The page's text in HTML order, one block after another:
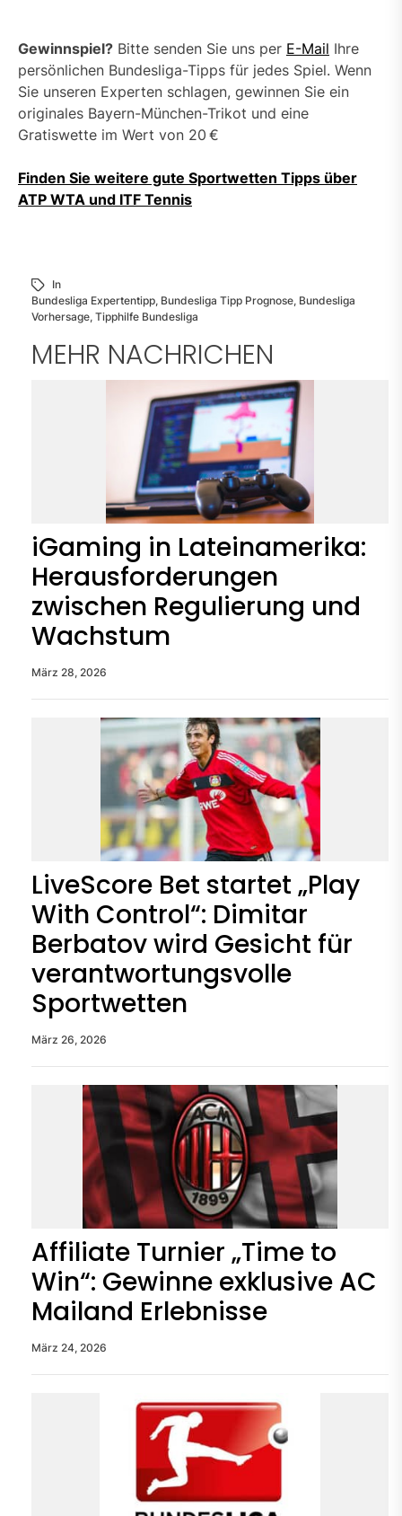
Gewinnspiel? Bitte senden Sie uns per E-Mail Ihre
persönlichen Bundesliga-Tipps für jedes Spiel. Wenn
Sie unseren Experten schlagen, gewinnen Sie ein
originales Bayern-München-Trikot und eine
Gratiswette im Wert von 20 €
Finden Sie weitere gute Sportwetten Tipps über
ATP WTA und ITF Tennis
In
Bundesliga Expertentipp, Bundesliga Tipp Prognose, Bundesliga
Vorhersage, Tipphilfe Bundesliga
MEHR NACHRICHEN
iGaming in Lateinamerika:
Herausforderungen
zwischen Regulierung und
Wachstum
März 28, 2026
LiveScore Bet startet „Play
With Control“: Dimitar
Berbatov wird Gesicht für
verantwortungsvolle
Sportwetten
März 26, 2026
Affiliate Turnier „Time to
Win“: Gewinne exklusive AC
Mailand Erlebnisse
März 24, 2026